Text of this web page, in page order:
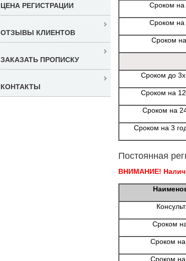
Сроком на
Сроком на
Сроком
Сроком до
Сроком на
Сроком на
Сроком на 3
Постоянная
ВНИМАНИЕ!
Сроком
Сроком на
Сроком на
ЦЕНА РЕГИСТРАЦИИ
ОТЗЫВЫ КЛИЕНТОВ
ЗАКАЗАТЬ ПРОПИСКУ
КОНТАКТЫ